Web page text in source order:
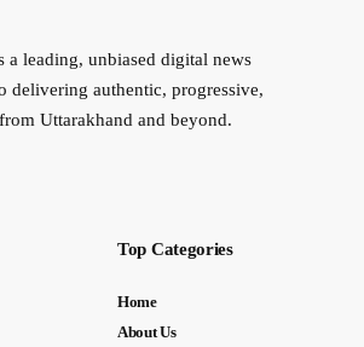
a leading, unbiased digital news
delivering authentic, progressive,
Uttarakhand and beyond.
Top Categories
Home
About Us